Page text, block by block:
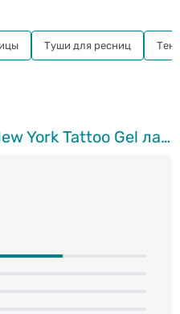
Отзывы MAYBELLINE New York Tattoo Gel лайнер для глаз, 900 Deep Onyx, 1.3г
Туши для ресниц